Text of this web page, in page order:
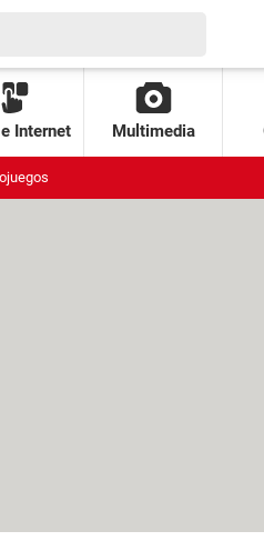
Internet Multimedia